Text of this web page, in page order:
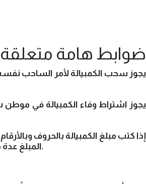
ضوابط هامة متعلقة
المبلغ عدة مرات بالحروف أو بالأرقام فتكون العبرة عند الاختلاف بالمبلغ الأقل.